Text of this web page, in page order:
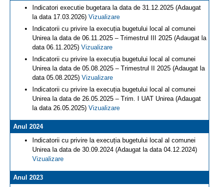
Indicatori executie bugetara la data de 31.12.2025 (Adaugat
la data 17.03.2026) Vizualizare
Indicatorii cu privire la execuția bugetului local al comunei
Unirea la data de 06.11.2025 – Trimestrul III 2025 (Adaugat la
data 06.11.2025) Vizualizare
Indicatorii cu privire la execuția bugetului local al comunei
Unirea la data de 05.08.2025 – Trimestrul II 2025 (Adaugat la
data 05.08.2025) Vizualizare
Indicatorii cu privire la execuția bugetului local al comunei
Unirea la data de 26.05.2025 – Trim. I UAT Unirea (Adaugat
la data 26.05.2025) Vizualizare
Anul 2024
Indicatorii cu privire la execuția bugetului local al comunei
Unirea la data de 30.09.2024 (Adaugat la data 04.12.2024)
Vizualizare
Anul 2023